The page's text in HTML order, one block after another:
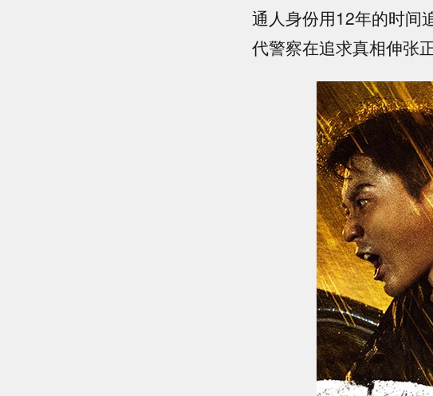
通人身份用12年的时间
代警察在追求真相伸张